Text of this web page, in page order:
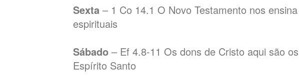
Sexta– 1 Co 14.1 O Novo Testamento nos
espirituais
Sábado– Ef 4.8-11 Os dons de Cristo aqui são
Espírito Santo